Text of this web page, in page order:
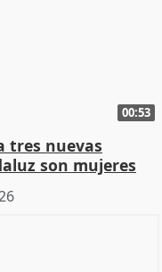
00:53
tres nuevas
son mujeres